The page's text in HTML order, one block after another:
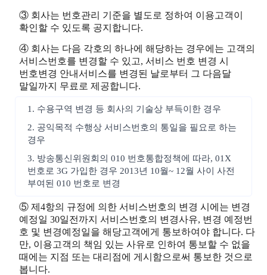
③ 회사는 번호관리 기준을 별도로 정하여 이용고객이
확인할 수 있도록 공지합니다.
④ 회사는 다음 각호의 하나에 해당하는 경우에는 고객의
서비스번호를 변경할 수 있고, 서비스 번호 변경 시
번호변경 안내서비스를 변경된 날로부터 그 다음달
말일까지 무료로 제공합니다.
1. 수용구역 변경 등 회사의 기술상 부득이한 경우
2. 공익목적 수행상 서비스번호의 통일을 필요로 하는
경우
3. 방송통신위원회의 010 번호통합정책에 따라, 01X
번호로 3G 가입한 경우 2013년 10월~ 12월 사이 사전
부여된 010 번호로 변경
⑤ 제4항의 규정에 의한 서비스번호의 변경 시에는 변경
예정일 30일전까지 서비스번호의 변경사유, 변경 예정번
호 및 변경예정일을 해당고객에게 통보하여야 합니다. 다
만, 이용고객의 책임 있는 사유로 인하여 통보할 수 없을
때에는 지점 또는 대리점에 게시함으로써 통보한 것으로
봅니다.